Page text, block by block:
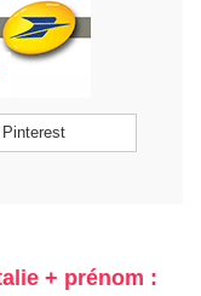
Pinterest
+ prénom :